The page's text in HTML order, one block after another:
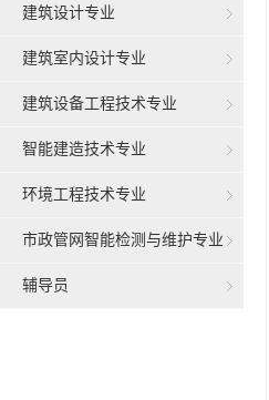
建筑设计专业
建筑室内设计专业
建筑设备工程技术专业
智能建造技术专业
环境工程技术专业
市政管网智能检测与维护专业
辅导员